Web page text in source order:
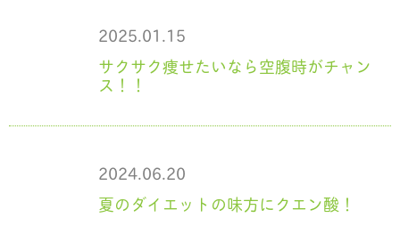
2025.01.15
サクサク痩せたいなら空腹時がチャン
ス！！
2024.06.20
夏のダイエットの味方にクエン酸！